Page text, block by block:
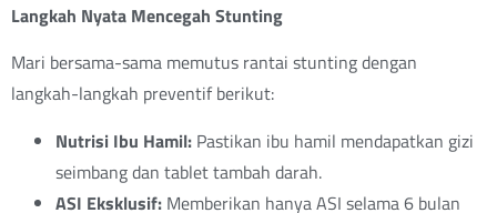
Langkah Nyata Mencegah Stunting
Mari bersama-sama memutus rantai stunting dengan
langkah-langkah preventif berikut:
Nutrisi Ibu Hamil: Pastikan ibu hamil mendapatkan gizi
seimbang dan tablet tambah darah.
ASI Eksklusif: Memberikan hanya ASI selama 6 bulan